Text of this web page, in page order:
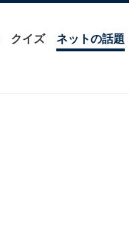
クイズ ネットの話題